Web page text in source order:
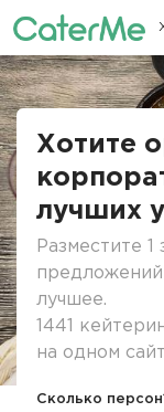
Строка
Хотите
лучших
Разместите 1
лучшее.
1441
на одном
Сколько